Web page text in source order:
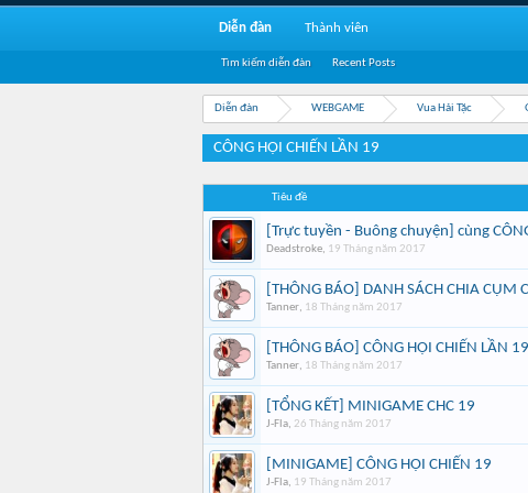
Diễn đàn WEBGAME Vua Hải Tặc
CÔNG HỘI CHIẾN LẦN 19
Tiêu đề
[Trực tuyền - Buông chuyện] cùng
Deadstroke, 19 Tháng năm 2017
[THÔNG BÁO] DANH SÁCH CHIA CỤM
Tanner, 18 Tháng năm 2017
[THÔNG BÁO] CÔNG HỘI CHIẾN LẦN 19
Tanner, 18 Tháng năm 2017
[TỔNG KẾT] MINIGAME CHC 19
J-Fla, 26 Tháng năm 2017
[MINIGAME] CÔNG HỘI CHIẾN 19
J-Fla, 19 Tháng năm 2017
Diễn đàn
Tìm kiếm diễn đàn Recent Posts
Thành viên